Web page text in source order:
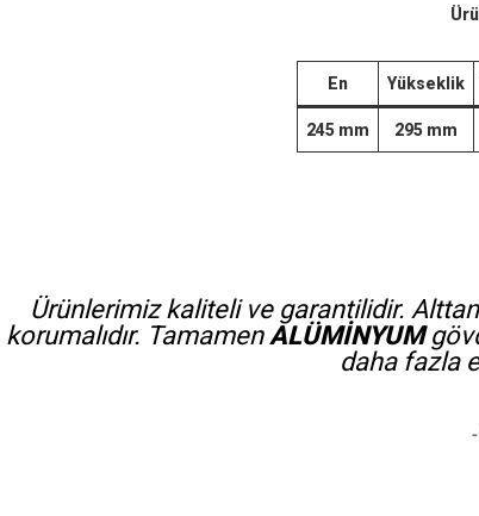
En Yükseklik
245 mm 295 mm
Ürünlerimiz kaliteli ve garantilidir. Alttan
korumalıdır. TamamenALÜMİNYUM
daha fazla